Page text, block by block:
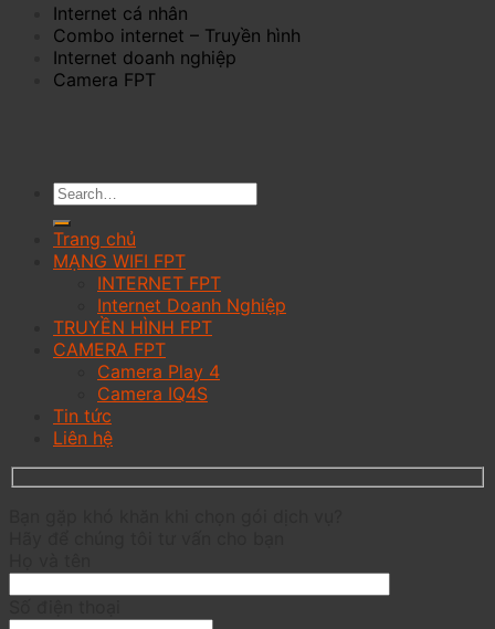
Internet cá nhân
Combo internet – Truyền hình
Internet doanh nghiệp
Camera FPT
Trang chủ
MẠNG WIFI FPT
INTERNET FPT
Internet Doanh Nghiệp
TRUYỀN HÌNH FPT
CAMERA FPT
Camera Play 4
Camera IQ4S
Tin tức
Liên hệ